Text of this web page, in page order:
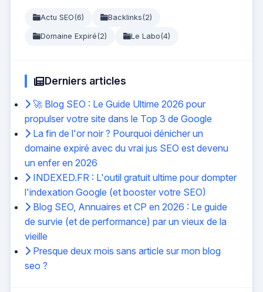
Actu SEO(6) Backlinks(2)
Domaine Expiré(2) Le Labo(4)
Derniers articles
🚀 Blog SEO : Le Guide Ultime 2026 pour
propulser votre site dans le Top 3 de Google
La fin de l'or noir ? Pourquoi dénicher un
domaine expiré avec du vrai jus SEO est devenu
un enfer en 2026
INDEXED.FR : L'outil gratuit ultime pour dompter
l'indexation Google (et booster votre SEO)
Blog SEO, Annuaires et CP en 2026 : Le guide
de survie (et de performance) par un vieux de la
vieille
Presque deux mois sans article sur mon blog
seo ?